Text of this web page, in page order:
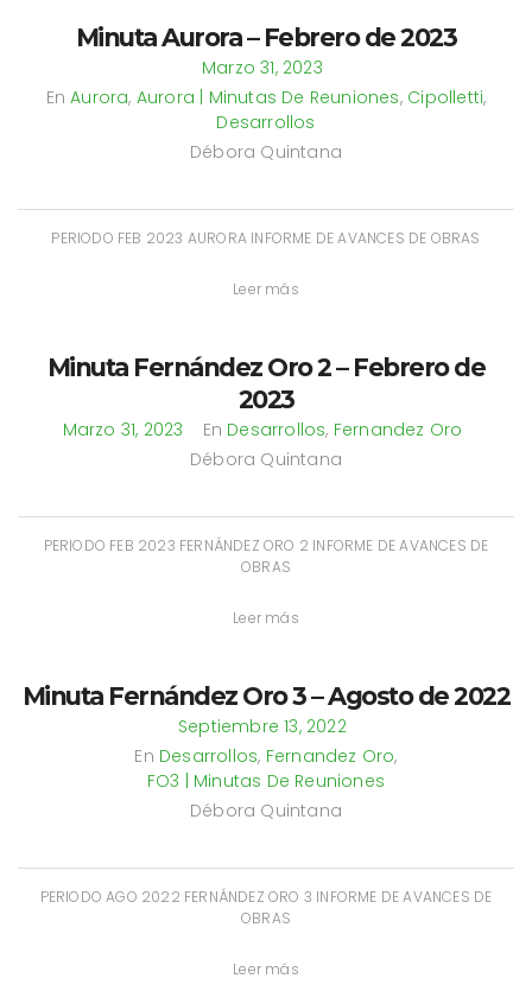
Minuta Aurora – Febrero de 2023
Marzo 31, 2023
EnAurora, Aurora | Minutas De Reuniones, Cipolletti,
Desarrollos
Débora Quintana
PERIODO FEB 2023 AURORA INFORME DE AVANCES DE OBRAS
Leer más
Minuta Fernández Oro 2 – Febrero de
2023
Marzo 31, 2023 En Desarrollos, Fernandez Oro
Débora Quintana
PERIODO FEB 2023 FERNÁNDEZ ORO 2 INFORME DE AVANCES DE
OBRAS
Leer más
Minuta Fernández Oro 3 – Agosto de 2022
Septiembre 13, 2022
En Desarrollos, Fernandez Oro,
FO3 | Minutas De Reuniones
Débora Quintana
PERIODO AGO 2022 FERNÁNDEZ ORO 3 INFORME DE AVANCES DE
OBRAS
Leer más